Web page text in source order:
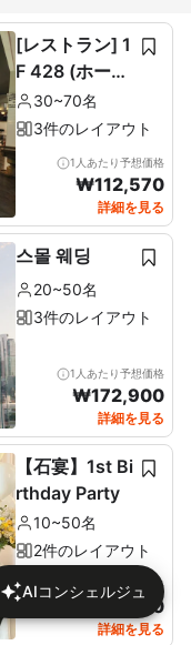
[レストラン] 1
F 428 (ホール
60席+ルーム1
0席)
30~70名
3件のレイアウト
1人あたり予想価格
₩112,570
詳細を見る
스몰 웨딩
20~50名
3件のレイアウト
1人あたり予想価格
₩172,900
詳細を見る
【石宴】1st Bi
rthday Party
10~50名
2件のレイアウト
1人あたり予想価格
137,680
詳細を見る
AIコンシェルジュ